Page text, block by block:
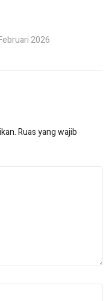
2026
Ruas yang wajib